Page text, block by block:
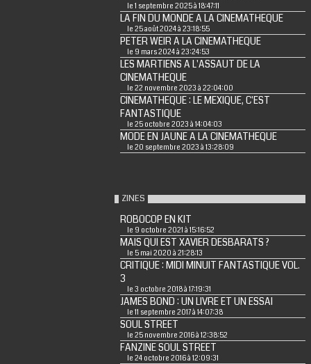
le 1 septembre 2025 à 18:47:11
LA FIN DU MONDE A LA CINEMATHEQUE
le 25 août 2024 à 23:18:55
PETER WEIR A LA CINEMATHEQUE
le 9 mars 2024 à 23:24:53
LES MARTIENS A L'ASSAUT DE LA
CINEMATHEQUE
le 22 novembre 2023 à 22:04:00
CINEMATHEQUE : LE MEXIQUE, C'EST
FANTASTIQUE
le 25 octobre 2023 à 14:04:03
MODE EN JAUNE A LA CINEMATHEQUE
le 20 septembre 2023 à 13:28:09
ZINES
ROBOCOP EN KIT
le 9 octobre 2021 à 15:16:52
MAIS QUI EST XAVIER DESBARATS ?
le 5 mai 2020 à 21:28:13
CRITIQUE : MIDI MINUIT FANTASTIQUE VOL.
3
le 3 octobre 2018 à 17:19:31
JAMES BOND : UN LIVRE ET UN ESSAI
le 11 septembre 2017 à 14:07:38
SOUL STREET
le 25 novembre 2016 à 12:38:52
FANZINE SOUL STREET
le 24 octobre 2016 à 12:09:31